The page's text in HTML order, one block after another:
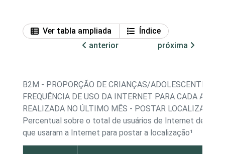
Ver tabla ampliada
Índice
anterior
próxima
B2M - PROPORÇÃO DE CRIANÇAS/ADOLESCENTES,
FREQUÊNCIA DE USO DA INTERNET PARA CADA
REALIZADA NO ÚLTIMO MÊS - POSTAR LOCALIZAÇÃO
Percentual sobre o total de usuários de Internet de 11 a
que usaram a Internet para postar a localização¹